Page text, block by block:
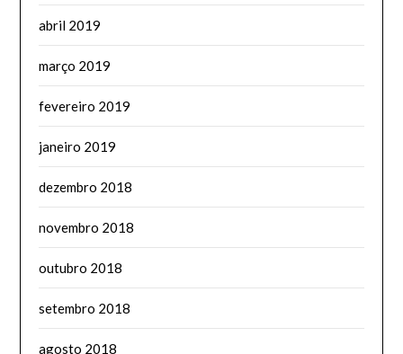
abril 2019
março 2019
fevereiro 2019
janeiro 2019
dezembro 2018
novembro 2018
outubro 2018
setembro 2018
agosto 2018